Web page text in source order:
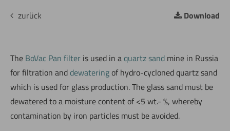
Download
zurück
The BoVac Pan filter is used in a quartz sand mine in Russia
for filtration and dewateringof hydro-cycloned quartz sand
which is used for glass production. The glass sand must be
dewatered to a moisture content of <5 wt.- %, whereby
contamination by iron particles must be avoided.